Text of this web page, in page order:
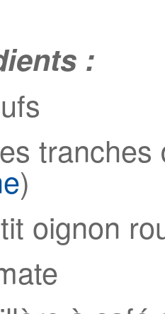
:
)
oignon